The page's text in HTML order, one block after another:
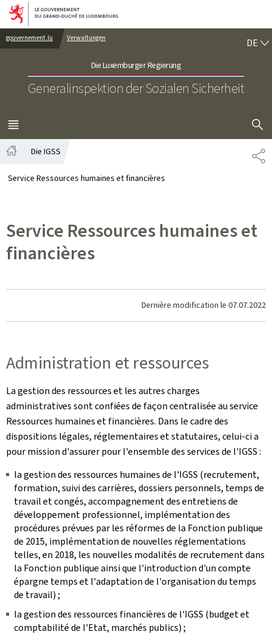
Zur Hauptnavigation
Zum Inhalt
gouvernement.lu Verwaltungen
Die Luxemburger Regierung
Generalinspektion der Sozialen Sicherheit
DE
MENÜ
HAUPT-
Die IGSS
Service Ressources humaines et financières
Service Ressources humaines et
financières
Dernière modification le 07.07.2022
Administration et ressources
La gestion des ressources et les autres charges
administratives sont confiées de façon centralisée au service
Ressources humaines et financières. Dans le cadre des
dispositions légales, réglementaires et statutaires, celui-ci a
pour mission d'assurer pour l'ensemble des services de l'IGSS :
la gestion des ressources humaines de l'IGSS (recrutement,
formation, suivi des carrières, dossiers personnels, temps de
travail et congés, accompagnement des entretiens de
développement professionnel, implémentation des
procédures prévues par les réformes de la Fonction publique
de 2015, implémentation de nouvelles réglementations
telles, en 2018, les nouvelles modalités de recrutement dans
la Fonction publique ainsi que l'introduction d'un compte
épargne temps et l'adaptation de l'organisation du temps
de travail) ;
la gestion des ressources financières de l'IGSS (budget et
comptabilité de l'Etat, marchés publics) ;